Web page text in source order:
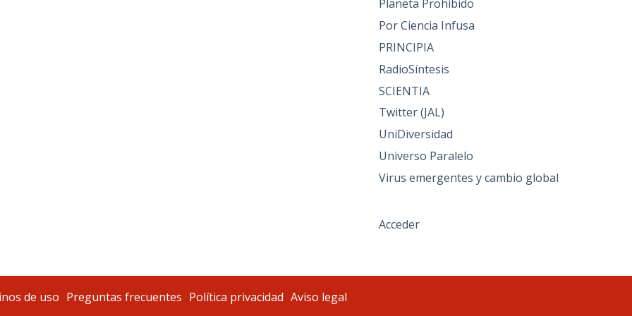
Planeta Prohibido
Por Ciencia Infusa
PRINCIPIA
RadioSíntesis
SCIENTIA
Twitter (JAL)
UniDiversidad
Universo Paralelo
Virus emergentes y cambio global
Acceder
de uso Preguntas frecuentes Política privacidad Aviso legal